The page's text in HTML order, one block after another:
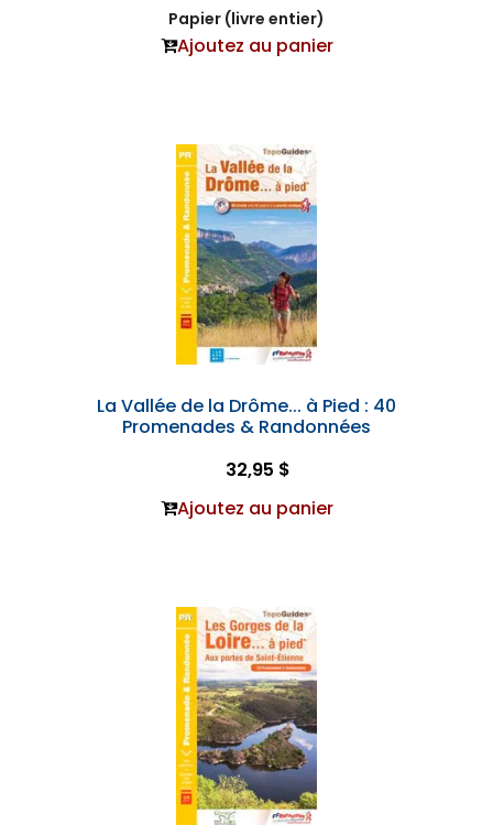
Papier (livre entier)
Ajoutez au panier
La Vallée de la Drôme... à Pied : 40
Promenades & Randonnées
32,95 $
Ajoutez au panier